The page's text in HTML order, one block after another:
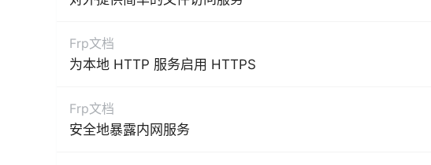
Frp文档
为本地 HTTP 服务启用 HTTPS
Frp文档
安全地暴露内网服务